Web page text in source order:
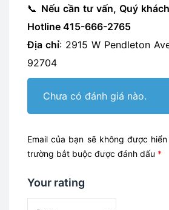
📞 Nếu cần tư vấn, Quý
Hotline 415-666-2765
Địa chỉ: 2915 W Pendleton
92704
Chưa có đánh giá nào.
Email của bạn sẽ không được
trường bắt buộc được đánh dấu *
Your rating